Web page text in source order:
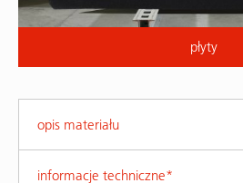
płyty
opis materiału
informacje techniczne*